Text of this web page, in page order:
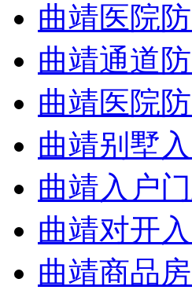
曲靖医院
曲靖通道
曲靖医院
曲靖别墅
曲靖入户
曲靖对开
曲靖商品